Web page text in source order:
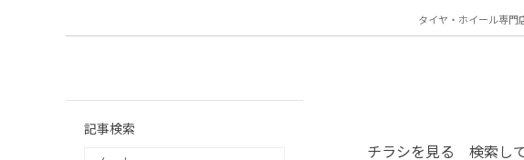
タイヤ・ホイール専門
チラシを見る 検索し
記事検索